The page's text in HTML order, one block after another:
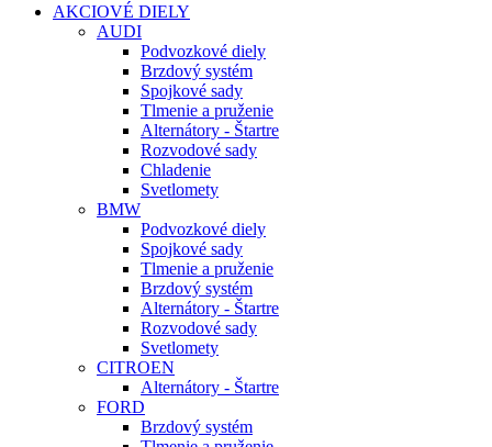
AKCIOVÉ DIELY
AUDI
Podvozkové diely
Brzdový systém
Spojkové sady
Tlmenie a pruženie
Alternátory - Štartre
Rozvodové sady
Chladenie
Svetlomety
BMW
Podvozkové diely
Spojkové sady
Tlmenie a pruženie
Brzdový systém
Alternátory - Štartre
Rozvodové sady
Svetlomety
CITROEN
Alternátory - Štartre
FORD
Brzdový systém